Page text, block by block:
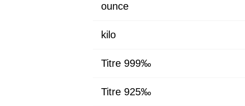
ounce
kilo
Titre 999‰
Titre 925‰